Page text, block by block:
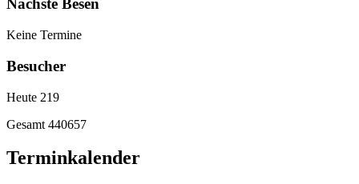
Nächste Besen
Keine Termine
Besucher
Heute 219
Gesamt 440657
Terminkalender